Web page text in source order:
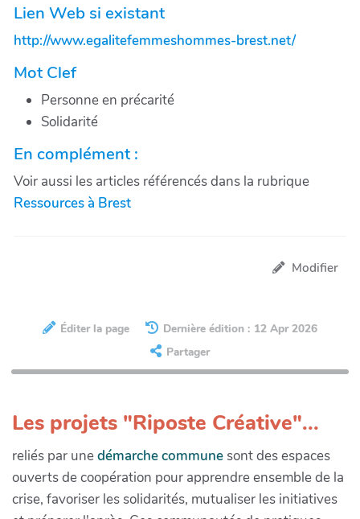
Lien Web si existant
http://www.egalitefemmeshommes-brest.net/
Mot Clef
Personne en précarité
Solidarité
En complément :
Voir aussi les articles référencés dans la rubrique
Ressources à Brest
Modifier
Éditer la page
Dernière édition : 12 Apr 2026
Partager